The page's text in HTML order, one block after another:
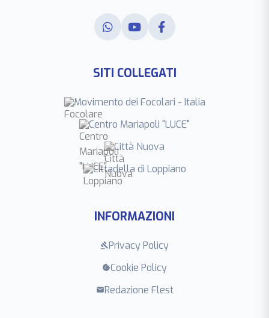
SITI COLLEGATI
Movimento dei Focolari - Italia
Centro Mariapoli "LUCE"
Città Nuova
Cittadella di Loppiano
INFORMAZIONI
gavelPrivacy Policy
cookieCookie Policy
mailRedazione Flest